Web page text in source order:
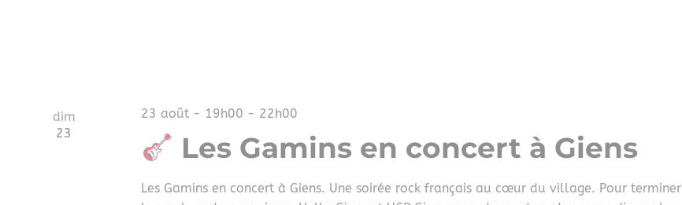
dim
23
Les Gamins en concert à Giens
23 août - 19h00 - 22h00
Les Gamins en concert à Giens. Une soirée rock français au cœur du village. Pour terminer